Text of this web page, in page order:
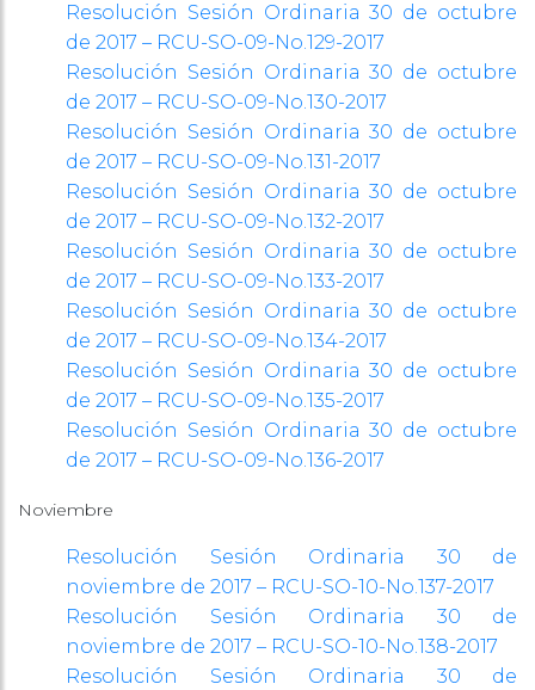
Resolución Sesión Ordinaria 30 de octubre
de 2017 – RCU-SO-09-No.129-2017
Resolución Sesión Ordinaria 30 de octubre
de 2017 – RCU-SO-09-No.130-2017
Resolución Sesión Ordinaria 30 de octubre
de 2017 – RCU-SO-09-No.131-2017
Resolución Sesión Ordinaria 30 de octubre
de 2017 – RCU-SO-09-No.132-2017
Resolución Sesión Ordinaria 30 de octubre
de 2017 – RCU-SO-09-No.133-2017
Resolución Sesión Ordinaria 30 de octubre
de 2017 – RCU-SO-09-No.134-2017
Resolución Sesión Ordinaria 30 de octubre
de 2017 – RCU-SO-09-No.135-2017
Resolución Sesión Ordinaria 30 de octubre
de 2017 – RCU-SO-09-No.136-2017
Noviembre
Resolución Sesión Ordinaria 30 de
noviembre de 2017 – RCU-SO-10-No.137-2017
Resolución Sesión Ordinaria 30 de
noviembre de 2017 – RCU-SO-10-No.138-2017
Resolución Sesión Ordinaria 30 de